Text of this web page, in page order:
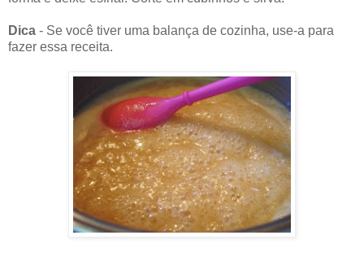
Dica - Se você tiver uma balança de cozinha, use-a para
fazer essa receita.